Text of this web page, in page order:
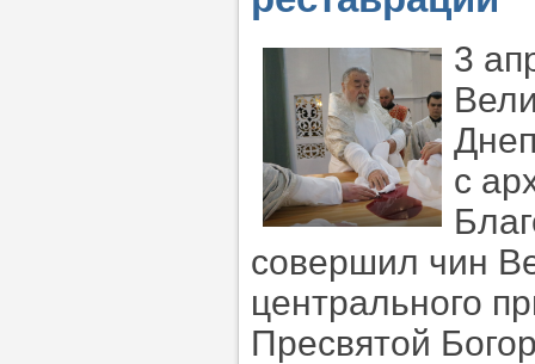
3
с
совершил чин
центрального
Пресвятой